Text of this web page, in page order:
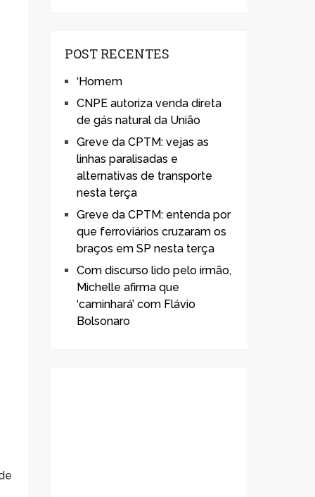
POST RECENTES
‘Homem
CNPE autoriza venda direta
de gás natural da União
Greve da CPTM: vejas as
linhas paralisadas e
alternativas de transporte
nesta terça
Greve da CPTM: entenda por
que ferroviários cruzaram os
braços em SP nesta terça
Com discurso lido pelo irmão,
Michelle afirma que
‘caminhará’ com Flávio
Bolsonaro